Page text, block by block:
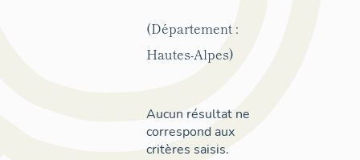
(Département :
Hautes-Alpes)
Aucun résultat ne
correspond aux
critères saisis.